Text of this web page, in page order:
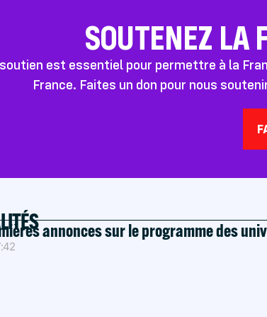
SOUTENEZ LA
est essentiel pour permettre à la
France. Faites un don pour nous
annonces sur le programme des